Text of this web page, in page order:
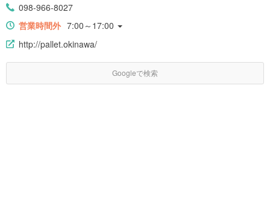
098-966-8027
営業時間外 7:00～17:00
http://pallet.okinawa/
Googleで検索